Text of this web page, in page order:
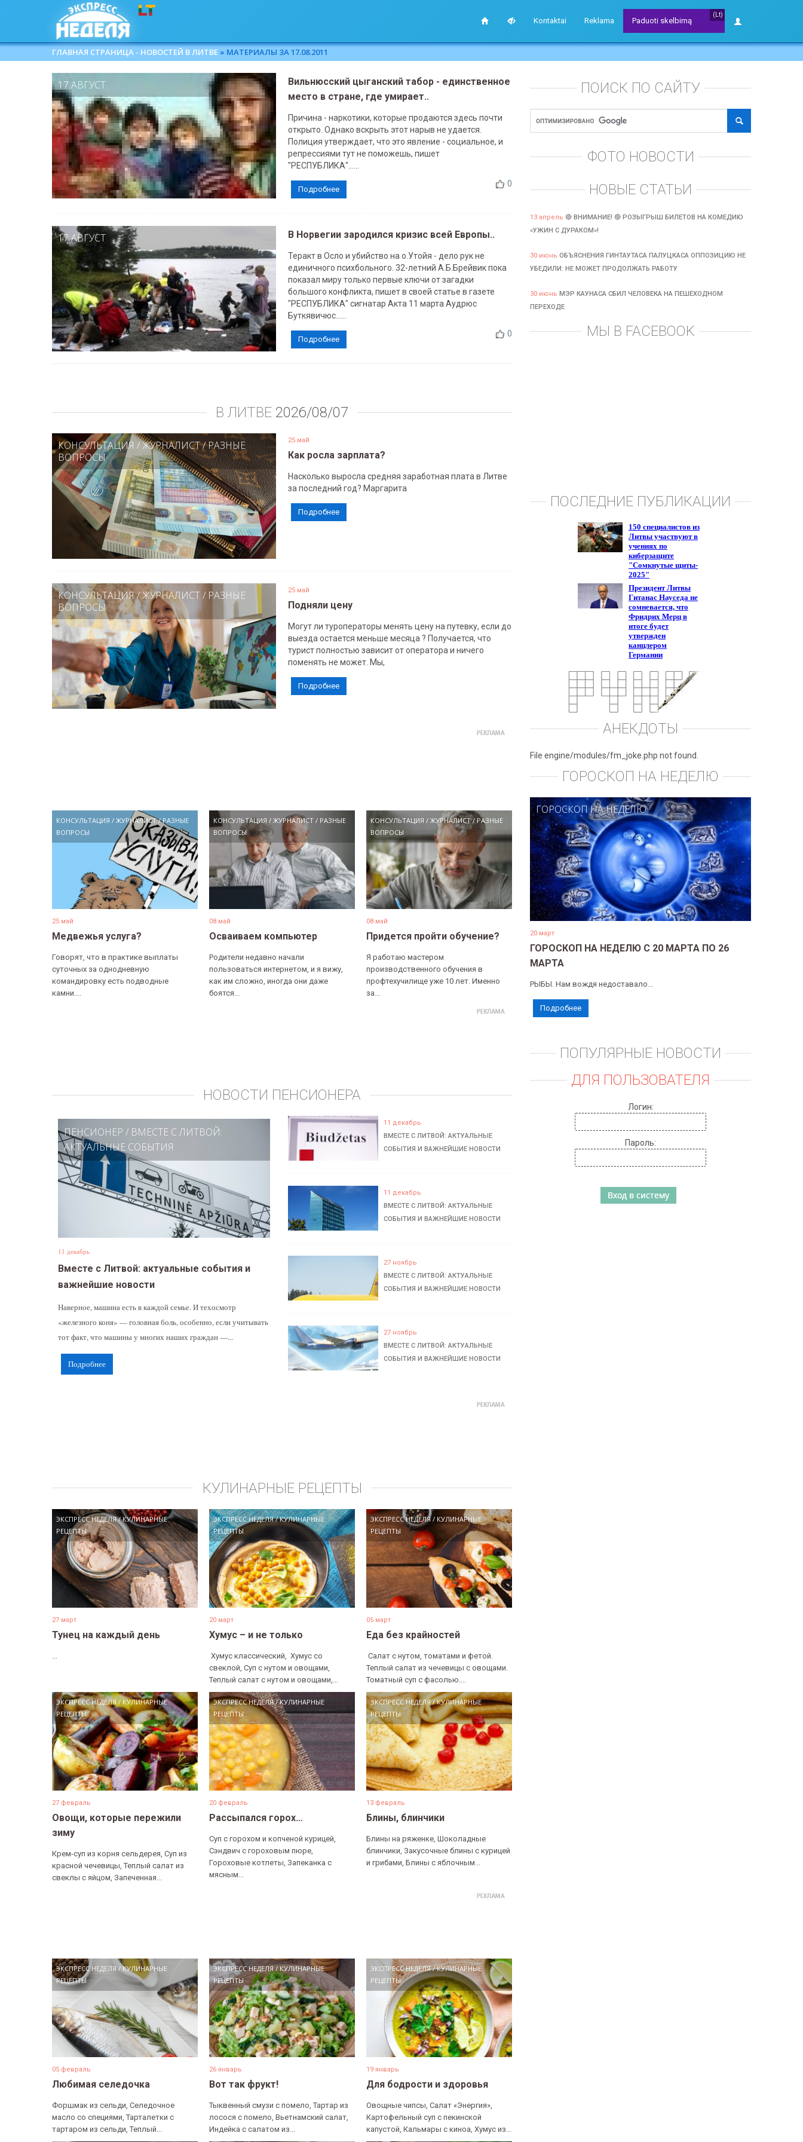
Kontaktai Reklama
(Lt)
Paduoti skelbimą
ГЛАВНАЯ СТРАНИЦА - НОВОСТЕЙ В ЛИТВЕ » МАТЕРИАЛЫ ЗА 17.08.2011
17 АВГУСТ
Вильнюсский цыганский табор - единственное
место в стране, где умирает..
Причина - наркотики, которые продаются здесь почти
открыто. Однако вскрыть этот нарыв не удается.
Полиция утверждает, что это явление - социальное, и
репрессиями тут не поможешь, пишет
"РЕСПУБЛИКА"......
0
Подробнее
17 АВГУСТ В Норвегии зародился кризис всей Европы..
Теракт в Осло и убийство на о.Утойя - дело рук не
единичного психбольного. 32-летний А.Б.Брейвик пока
показал миру только первые ключи от загадки
большого конфликта, пишет в своей статье в газете
"РЕСПУБЛИКА" сигнатар Акта 11 марта Аудрюс
Буткявичюс......
0
Подробнее
В ЛИТВЕ 2026/08/07
КОНСУЛЬТАЦИЯ /ЖУРНАЛИСТ/РАЗНЫЕ
ВОПРОСЫ
25 май
Как росла зарплата?
Насколько выросла средняя заработная плата в Литве
за последний год? Маргарита
Подробнее
КОНСУЛЬТАЦИЯ/ЖУРНАЛИСТ/ РАЗНЫЕ
ВОПРОСЫ
25 май
Подняли цену
Могут ли туроператоры менять цену на путевку, если до
выезда остается меньше месяца ? Получается, что
турист полностью зависит от оператора и ничего
поменять не может. Мы,
Подробнее
КОНСУЛЬТАЦИЯ / ЖУРНАЛИСТ/РАЗНЫЕ
ВОПРОСЫ
25 май
Медвежья услуга?
Говорят, что в практике выплаты
суточных за однодневную
командировку есть подводные
камни....
КОНСУЛЬТАЦИЯ /ЖУРНАЛИСТ / РАЗНЫЕ
ВОПРОСЫ
08 май
Осваиваем компьютер
Родители недавно начали
пользоваться интернетом, и я вижу,
как им сложно, иногда они даже
боятся...
КОНСУЛЬТАЦИЯ /ЖУРНАЛИСТ/ РАЗНЫЕ
ВОПРОСЫ
08 май
Придется пройти обучение?
Я работаю мастером
производственного обучения в
профтехучилище уже 10 лет. Именно
за...
НОВОСТИ ПЕНСИОНЕРА
ПЕНСИОНЕР / ВМЕСТЕ С ЛИТВОЙ:
АКТУАЛЬНЫЕ СОБЫТИЯ
11 декабрь
Вместе с Литвой: актуальные события и
важнейшие новости
Наверное, машина есть в каждой семье. И техосмотр
«железного коня» — головная боль, особенно, если учитывать
тот факт, что машины у многих наших граждан —...
Подробнее
11 декабрь
ВМЕСТЕ С ЛИТВОЙ: АКТУАЛЬНЫЕ
СОБЫТИЯ И ВАЖНЕЙШИЕ НОВОСТИ
11 декабрь
ВМЕСТЕ С ЛИТВОЙ: АКТУАЛЬНЫЕ
СОБЫТИЯ И ВАЖНЕЙШИЕ НОВОСТИ
27 ноябрь
ВМЕСТЕ С ЛИТВОЙ: АКТУАЛЬНЫЕ
СОБЫТИЯ И ВАЖНЕЙШИЕ НОВОСТИ
27 ноябрь
ВМЕСТЕ С ЛИТВОЙ: АКТУАЛЬНЫЕ
СОБЫТИЯ И ВАЖНЕЙШИЕ НОВОСТИ
КУЛИНАРНЫЕ РЕЦЕПТЫ
ЭКСПРЕСС НЕДЕЛЯ/КУЛИНАРНЫЕ
РЕЦЕПТЫ
27 март
Тунец на каждый день
ЭКСПРЕСС НЕДЕЛЯ/КУЛИНАРНЫЕ
РЕЦЕПТЫ
20 март
Хумус – и не только
​ Хумус классический, ​ Хумус со
свеклой, Суп с нутом и овощами, ​
Теплый салат с нутом и овощами,...
ЭКСПРЕСС НЕДЕЛЯ/ КУЛИНАРНЫЕ
РЕЦЕПТЫ
05 март
Еда без крайностей
​ Салат с нутом, томатами и фетой. ​
Теплый салат из чечевицы с овощами. ​
Томатный суп с фасолью....
ЭКСПРЕСС НЕДЕЛЯ/КУЛИНАРНЫЕ
РЕЦЕПТЫ
27 февраль
Овощи, которые пережили
зиму
Крем-суп из корня сельдерея, Суп из
красной чечевицы, Теплый салат из
свеклы с яйцом, Запеченная...
ЭКСПРЕСС НЕДЕЛЯ/КУЛИНАРНЫЕ
РЕЦЕПТЫ
20 февраль
Рассыпался горох…
Суп с горохом и копченой курицей,
Сэндвич с гороховым пюре,
Гороховые котлеты, Запеканка с
мясным...
ЭКСПРЕСС НЕДЕЛЯ/КУЛИНАРНЫЕ
РЕЦЕПТЫ
13 февраль
Блины, блинчики
Блины на ряженке, Шоколадные
блинчики, Закусочные блины с курицей
и грибами, Блины с яблочным...
ЭКСПРЕСС НЕДЕЛЯ/ КУЛИНАРНЫЕ
РЕЦЕПТЫ
05 февраль
Любимая селедочка
Форшмак из сельди, Селедочное
масло со специями, Тарталетки с
тартаром из сельди, Теплый...
ЭКСПРЕСС НЕДЕЛЯ/КУЛИНАРНЫЕ
РЕЦЕПТЫ
26 январь
Вот так фрукт!
Тыквенный смузи с помело, Тартар из
лосося с помело, Вьетнамский салат,
Индейка с салатом из...
ЭКСПРЕСС НЕДЕЛЯ/КУЛИНАРНЫЕ
РЕЦЕПТЫ
19 январь
Для бодрости и здоровья
Овощные чипсы, Салат «Энергия»,
Картофельный суп с пекинской
капустой, Кальмары с киноа, Хумус из...
ПОИСК ПО САЙТУ
ФОТО НОВОСТИ
НОВЫЕ СТАТЬИ
13 апрель 🔴 ВНИМАНИЕ! 🔴 РОЗЫГРЫШ БИЛЕТОВ НА КОМЕДИЮ
«УЖИН С ДУРАКОМ»!
30 июнь ОБЪЯСНЕНИЯ ГИНТАУТАСА ПАЛУЦКАСА ОППОЗИЦИЮ НЕ
УБЕДИЛИ: НЕ МОЖЕТ ПРОДОЛЖАТЬ РАБОТУ
30 июнь МЭР КАУНАСА СБИЛ ЧЕЛОВЕКА НА ПЕШЕХОДНОМ
ПЕРЕХОДЕ
МЫ В FACEBOOK
ПОСЛЕДНИЕ ПУБЛИКАЦИИ
АНЕКДОТЫ
File engine/modules/fm_joke.php not found.
ГОРОСКОП НА НЕДЕЛЮ
ГОРОСКОП НА НЕДЕЛЮ
20 март
ГОРОСКОП НА НЕДЕЛЮ С 20 МАРТА ПО 26
МАРТА
РЫБЫ. Нам вождя недоставало...
Подробнее
ПОПУЛЯРНЫЕ НОВОСТИ
ДЛЯ ПОЛЬЗОВАТЕЛЯ
Логин:
Пароль: